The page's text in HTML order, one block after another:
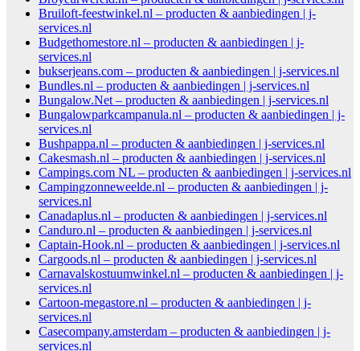
Bruiloft-feestwinkel.nl – producten & aanbiedingen | j-
services.nl
Budgethomestore.nl – producten & aanbiedingen | j-
services.nl
bukserjeans.com – producten & aanbiedingen | j-services.nl
Bundles.nl – producten & aanbiedingen | j-services.nl
Bungalow.Net – producten & aanbiedingen | j-services.nl
Bungalowparkcampanula.nl – producten & aanbiedingen | j-
services.nl
Bushpappa.nl – producten & aanbiedingen | j-services.nl
Cakesmash.nl – producten & aanbiedingen | j-services.nl
Campings.com NL – producten & aanbiedingen | j-services.nl
Campingzonneweelde.nl – producten & aanbiedingen | j-
services.nl
Canadaplus.nl – producten & aanbiedingen | j-services.nl
Canduro.nl – producten & aanbiedingen | j-services.nl
Captain-Hook.nl – producten & aanbiedingen | j-services.nl
Cargoods.nl – producten & aanbiedingen | j-services.nl
Carnavalskostuumwinkel.nl – producten & aanbiedingen | j-
services.nl
Cartoon-megastore.nl – producten & aanbiedingen | j-
services.nl
Casecompany.amsterdam – producten & aanbiedingen | j-
services.nl